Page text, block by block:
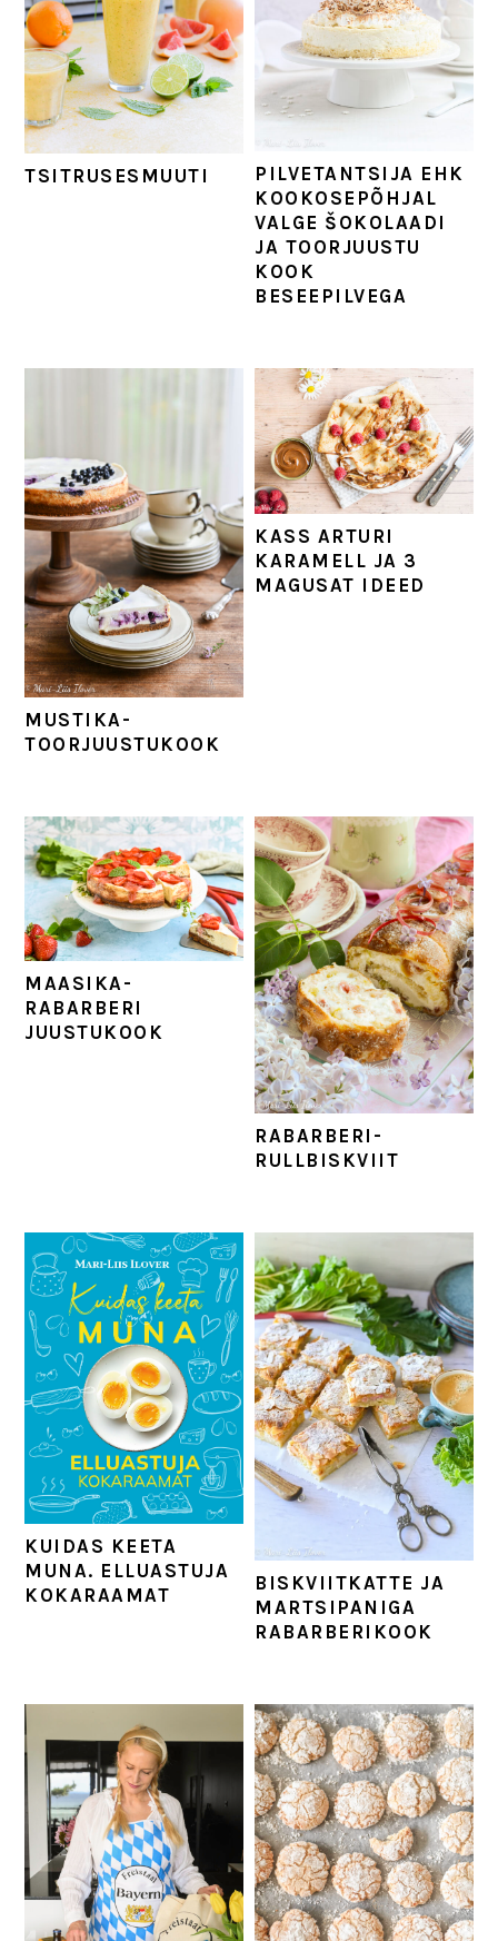
TSITRUSESMUUTI
PILVETANTSIJA EHK
KOOKOSEPÕHJAL
VALGE ŠOKOLAADI
JA TOORJUUSTU
KOOK
BESEEPILVEGA
MUSTIKA-
TOORJUUSTUKOOK
KASS ARTURI
KARAMELL JA 3
MAGUSAT IDEED
MAASIKA-
RABARBERI
JUUSTUKOOK
RABARBERI-
RULLBISKVIIT
KUIDAS KEETA
MUNA. ELLUASTUJA
KOKARAAMAT
BISKVIITKATTE JA
MARTSIPANIGA
RABARBERIKOOK